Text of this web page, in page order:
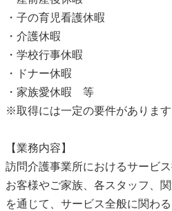
・子の育児看護休暇
・介護休暇
・学校行事休暇
・ドナー休暇
・家族愛休暇 等
※取得には一定の要件があります
【業務内容】
訪問介護事業所におけるサービ
お客様やご家族、各スタッフ、
を通じて、サービス全般に関わ